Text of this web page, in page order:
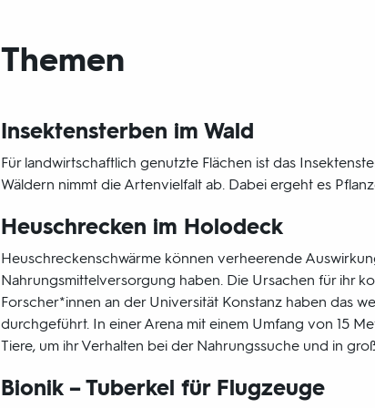
Themen
Insektensterben im Wald
Für landwirtschaftlich genutzte Flächen ist das
Wäldern nimmt die Artenvielfalt ab. Dabei ergeht es
Heuschrecken im Holodeck
Heuschreckenschwärme können verheerende
Nahrungsmittelversorgung haben. Die Ursachen für ihr
Forscher*innen an der Universität Konstanz haben das
durchgeführt. In einer Arena mit einem Umfang von 15
Tiere, um ihr Verhalten bei der Nahrungssuche und in
Bionik – Tuberkel für Flugzeuge